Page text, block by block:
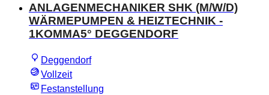
ANLAGENMECHANIKER SHK (M/W/D)
WÄRMEPUMPEN & HEIZTECHNIK -
1KOMMA5° DEGGENDORF
Deggendorf
Vollzeit
Festanstellung